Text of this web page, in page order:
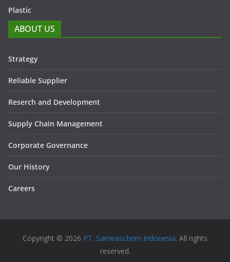
Plastic
ABOUT US
Strategy
Reliable Supplier
Reserch and Development
Supply Chain Management
Corporate Governance
Our History
Careers
Copyright © 2026 PT. Samiraschem Indonesia. All rights
reserved.